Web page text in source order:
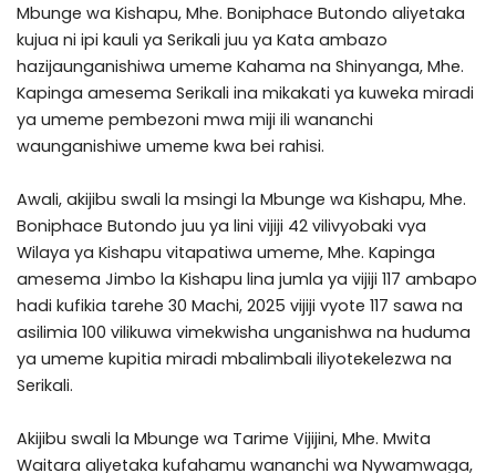
Mbunge wa Kishapu, Mhe. Boniphace Butondo aliyetaka
kujua ni ipi kauli ya Serikali juu ya Kata ambazo
hazijaunganishiwa umeme Kahama na Shinyanga, Mhe.
Kapinga amesema Serikali ina mikakati ya kuweka miradi
ya umeme pembezoni mwa miji ili wananchi
waunganishiwe umeme kwa bei rahisi.
Awali, akijibu swali la msingi la Mbunge wa Kishapu, Mhe.
Boniphace Butondo juu ya lini vijiji 42 vilivyobaki vya
Wilaya ya Kishapu vitapatiwa umeme, Mhe. Kapinga
amesema Jimbo la Kishapu lina jumla ya vijiji 117 ambapo
hadi kufikia tarehe 30 Machi, 2025 vijiji vyote 117 sawa na
asilimia 100 vilikuwa vimekwisha unganishwa na huduma
ya umeme kupitia miradi mbalimbali iliyotekelezwa na
Serikali.
Akijibu swali la Mbunge wa Tarime Vijijini, Mhe. Mwita
Waitara aliyetaka kufahamu wananchi wa Nywamwaga,